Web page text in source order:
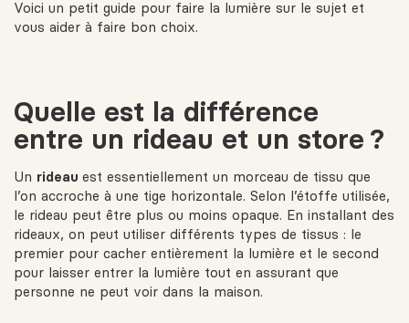
Voici un petit guide pour faire la lumière sur le sujet et
vous aider à faire bon choix.
Quelle est la différence
entre un rideau et un store ?
Un rideau est essentiellement un morceau de tissu que
l’on accroche à une tige horizontale. Selon l’étoffe utilisée,
le rideau peut être plus ou moins opaque. En installant des
rideaux, on peut utiliser différents types de tissus : le
premier pour cacher entièrement la lumière et le second
pour laisser entrer la lumière tout en assurant que
personne ne peut voir dans la maison.